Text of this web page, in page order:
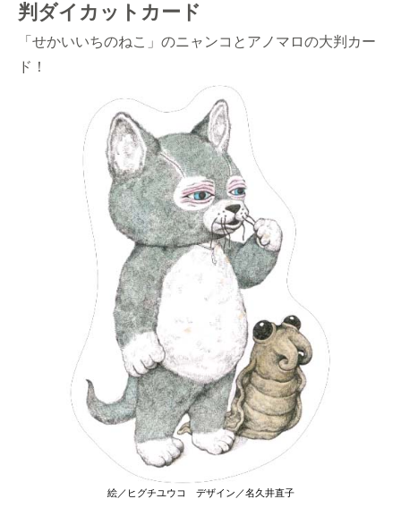
判ダイカットカード
「せかいいちのねこ」のニャンコとアノマロの大判カー
ド！
絵／ヒグチユウコ デザイン／名久井直子